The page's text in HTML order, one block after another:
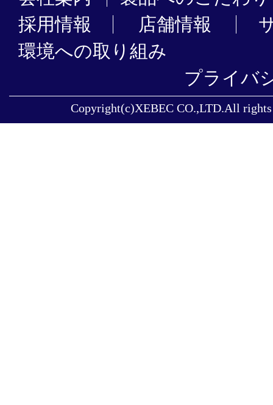
採用情報
店舗情報
環境への取り組み
プライバ
Copyright(c)XEBEC CO.,LTD.All rights